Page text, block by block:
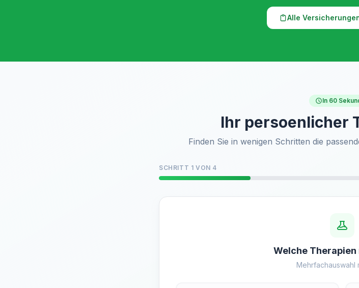
Alle
In 60
Ihr persoenlicher
Finden Sie in wenigen Schritten die
SCHRITT 1 VON 4
Welche Therapien
Mehrfachauswahl